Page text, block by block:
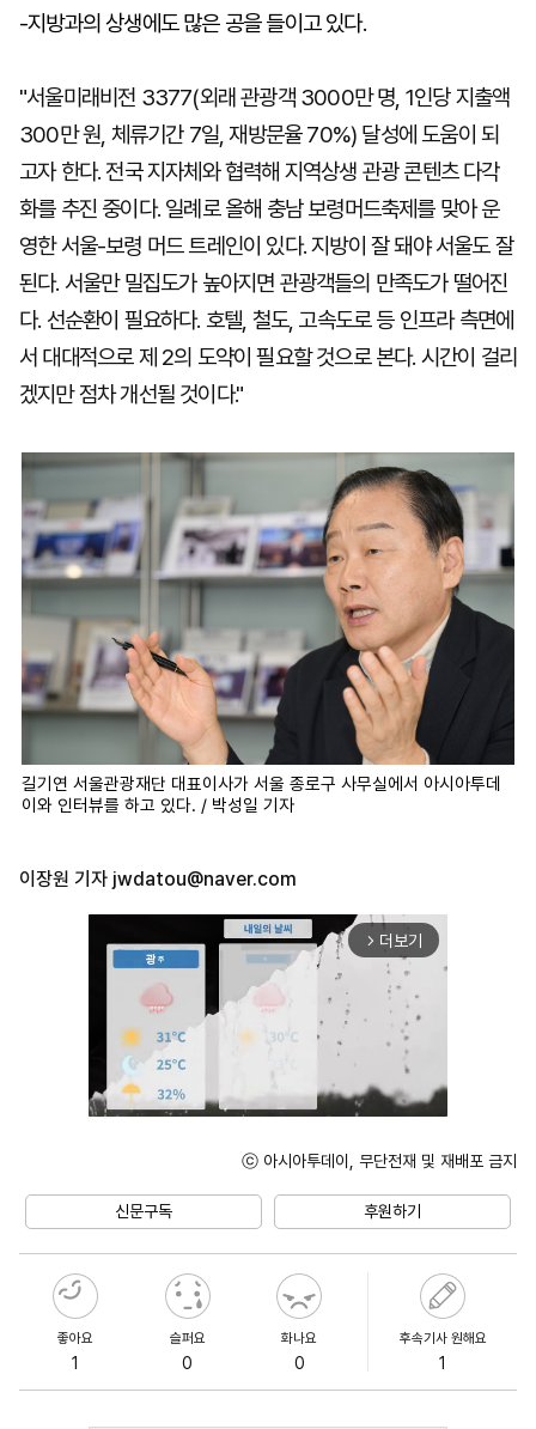
-지방과의 상생에도 많은 공을 들이고 있다.
"서울미래비전 3377(외래 관광객 3000만 명, 1인당 지출액
300만 원, 체류기간 7일, 재방문율 70%) 달성에 도움이 되
고자 한다. 전국 지자체와 협력해 지역상생 관광 콘텐츠 다각
화를 추진 중이다. 일례로 올해 충남 보령머드축제를 맞아 운
영한 서울-보령 머드 트레인이 있다. 지방이 잘 돼야 서울도 잘
된다. 서울만 밀집도가 높아지면 관광객들의 만족도가 떨어진
다. 선순환이 필요하다. 호텔, 철도, 고속도로 등 인프라 측면에
서 대대적으로 제 2의 도약이 필요할 것으로 본다. 시간이 걸리
겠지만 점차 개선될 것이다."
길기연 서울관광재단 대표이사가 서울 종로구 사무실에서 아시아투데
이와 인터뷰를 하고 있다. / 박성일 기자
이장원 기자 jwdatou@naver.com
arrow_forward_ios 더보기
ⓒ 아시아투데이, 무단전재 및 재배포 금지
신문구독 후원하기
좋아요
1
슬퍼요
0
화나요
0
후속기사 원해요
1